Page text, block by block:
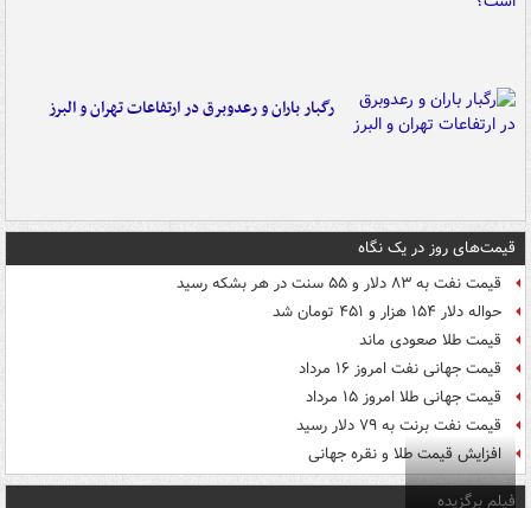
رگبار باران و رعدوبرق در ارتفاعات تهران و البرز
قیمت‌های روز در یک نگاه
قیمت نفت به ۸۳ دلار و ۵۵ سنت در هر بشکه رسید
حواله دلار ۱۵۴ هزار و ۴۵۱ تومان شد
قیمت طلا صعودی ماند
قیمت جهانی نفت امروز ۱۶ مرداد
قیمت جهانی طلا امروز ۱۵ مرداد
قیمت نفت برنت به ۷۹ دلار رسید
افزایش قیمت طلا و نقره جهانی
فیلم برگزیده